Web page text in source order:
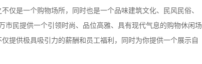
仅是一个购物场所，同时也是一个品味建筑文化、民风民俗、
市民提供一个引领时尚、品位高雅、具有现代气息的购物休闲场
提供极具吸引力的薪酬和员工福利，同时为你提供一个展示自